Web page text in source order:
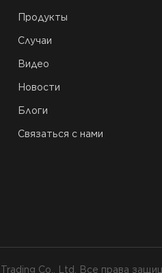
Продукты
Случаи
Видео
Новости
Блоги
Связаться с нами
Co., Ltd. Все права